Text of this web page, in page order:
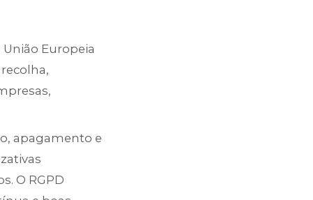
Europeia
apagamento e
O RGPD